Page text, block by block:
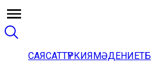
САЯСАТТҮРКИЯМӘДЕНИЕТ